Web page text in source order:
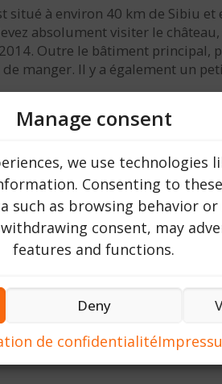
Manage consent
we use technologies
Consenting to
such as browsing behavior
consent, may
features and functions.
Deny
de confidentialité
situé à environ 40 km de Sibiu
absolument visiter le
Outre le bâtiment
manger. Il y a également un
centaines de personnes
d’aventure destiné